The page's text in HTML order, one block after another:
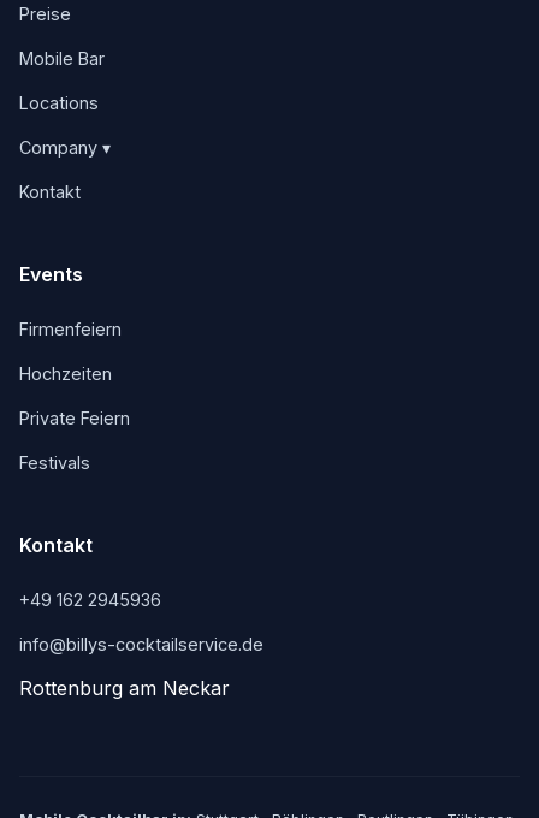
Preise
Mobile Bar
Locations
Company ▾
Kontakt
Events
Firmenfeiern
Hochzeiten
Private Feiern
Festivals
Kontakt
+49 162 2945936
info@billys-cocktailservice.de
Rottenburg am Neckar